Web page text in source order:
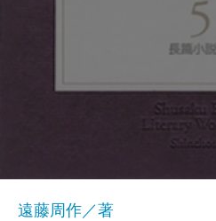
遠藤周作／著